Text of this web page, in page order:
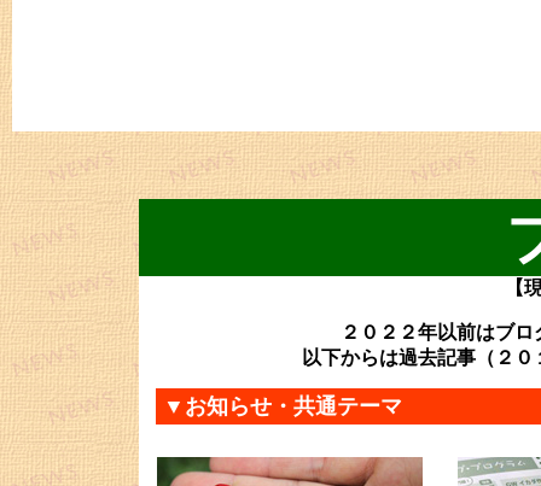
【
２０２２年以前はブ
以下からは過去記事（２
▼お知らせ・共通テーマ